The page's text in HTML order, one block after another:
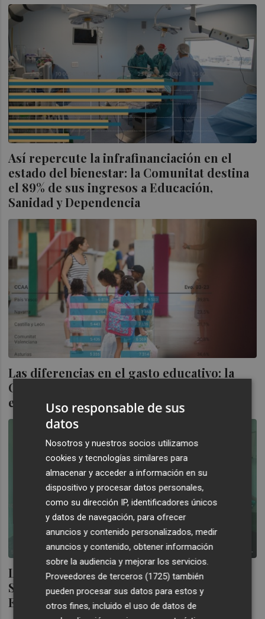
Así repercute la infrafinanciación en el
estado del bienestar: la Comunitat destina
el 89% de sus ingresos a Educación,
Sanidad y Dependencia
Las diferencias en el gasto educativo: la
Comunitat dedica 118 euros menos por
estudiante que la media
La Comunitat supera el gasto medio en
Sanidad, pero se queda por detrás en
Educación y Servicios Sociales
Uso responsable de sus
datos
Nosotros y nuestros socios utilizamos
cookies y tecnologías similares para
almacenar y acceder a información en su
dispositivo y procesar datos personales,
como su dirección IP, identificadores únicos
y datos de navegación, para ofrecer
anuncios y contenido personalizados, medir
anuncios y contenido, obtener información
sobre la audiencia y mejorar los servicios.
Proveedores de terceros (1725) también
pueden procesar sus datos para estos y
otros fines, incluido el uso de datos de